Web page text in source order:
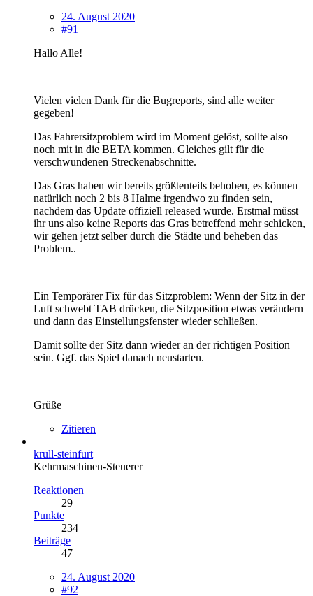
24. August 2020
#91
Hallo Alle!
Vielen vielen Dank für die Bugreports, sind alle weiter
gegeben!
Das Fahrersitzproblem wird im Moment gelöst, sollte also
noch mit in die BETA kommen. Gleiches gilt für die
verschwundenen Streckenabschnitte.
Das Gras haben wir bereits größtenteils behoben, es können
natürlich noch 2 bis 8 Halme irgendwo zu finden sein,
nachdem das Update offiziell released wurde. Erstmal müsst
ihr uns also keine Reports das Gras betreffend mehr schicken,
wir gehen jetzt selber durch die Städte und beheben das
Problem..
Ein Temporärer Fix für das Sitzproblem: Wenn der Sitz in der
Luft schwebt TAB drücken, die Sitzposition etwas verändern
und dann das Einstellungsfenster wieder schließen.
Damit sollte der Sitz dann wieder an der richtigen Position
sein. Ggf. das Spiel danach neustarten.
Grüße
Zitieren
krull-steinfurt
Kehrmaschinen-Steuerer
Reaktionen
29
Punkte
234
Beiträge
47
24. August 2020
#92